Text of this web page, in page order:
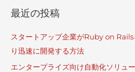
最近の投稿
スタートアップ企業がRuby on
り迅速に開発する方法
エンタープライズ向け自動化ソリュ